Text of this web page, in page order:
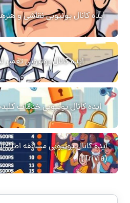
ایده کانال یوتیوبی نقاشی و
ایده کانال یوتیوبی
ایده کانال یوتیوبی خدمات
ایده کانال یوتیوبی مسابقه
(Trivia)